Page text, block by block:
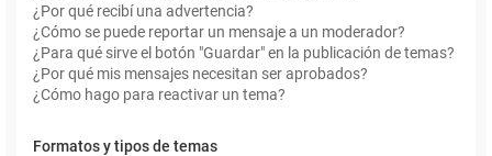
¿Por qué recibí una advertencia?
¿Cómo se puede reportar un mensaje a un moderador?
¿Para qué sirve el botón "Guardar" en la publicación de temas?
¿Por qué mis mensajes necesitan ser aprobados?
¿Cómo hago para reactivar un tema?
Formatos y tipos de temas